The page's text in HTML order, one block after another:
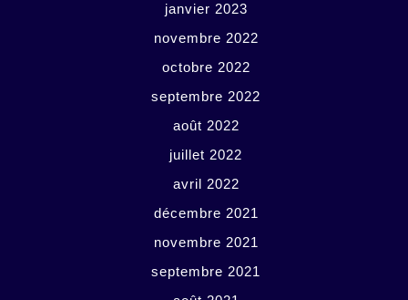
janvier 2023
novembre 2022
octobre 2022
septembre 2022
août 2022
juillet 2022
avril 2022
décembre 2021
novembre 2021
septembre 2021